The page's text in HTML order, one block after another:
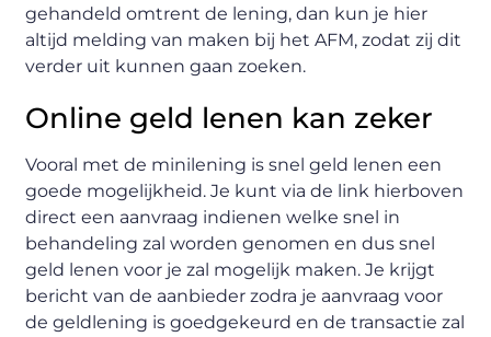
gehandeld omtrent de lening, dan kun je hier
altijd melding van maken bij het AFM, zodat zij dit
verder uit kunnen gaan zoeken.
Online geld lenen kan zeker
Vooral met de minilening is snel geld lenen een
goede mogelijkheid. Je kunt via de link hierboven
direct een aanvraag indienen welke snel in
behandeling zal worden genomen en dus snel
geld lenen voor je zal mogelijk maken. Je krijgt
bericht van de aanbieder zodra je aanvraag voor
de geldlening is goedgekeurd en de transactie zal